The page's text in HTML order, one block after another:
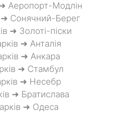
Аеропорт-Модлін
➜ Сонячний-Берег
➜ Золоті-піски
➜ Анталія
➜ Анкара
➜ Стамбул
➜ Несебр
➜ Братислава
➜ Одеса